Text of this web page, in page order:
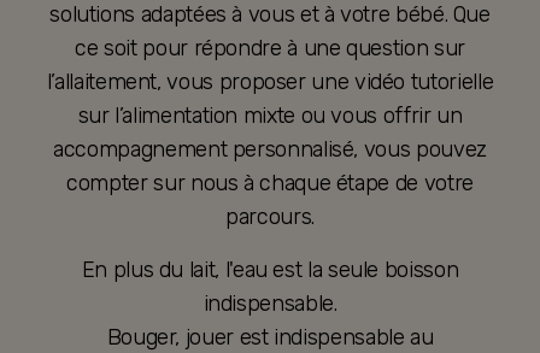
solutions adaptées à vous et à votre bébé. Que
ce soit pour répondre à une question sur
l’allaitement, vous proposer une vidéo tutorielle
sur l’alimentation mixte ou vous offrir un
accompagnement personnalisé, vous pouvez
compter sur nous à chaque étape de votre
parcours.
En plus du lait, l'eau est la seule boisson
indispensable.
Bouger, jouer est indispensable au